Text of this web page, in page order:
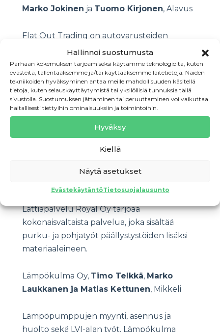
Hallinnoi suostumusta
Parhaan kokemuksen tarjoamiseksi käytämme teknologioita, kuten
evästeitä, tallentaaksemme ja/tai käyttääksemme laitetietoja. Näiden
tekniikoiden hyväksyminen antaa meille mahdollisuuden käsitellä
tietoja, kuten selauskäyttäytymistä tai yksilöllisiä tunnuksia tällä
sivustolla. Suostumuksen jättäminen tai peruuttaminen voi vaikuttaa
haitallisesti tiettyihin ominaisuuksiin ja toimintoihin.
Hyväksy
Kiellä
Näytä asetukset
EvästekäytäntöTietosuojalausunto
Marko Jokinen ja Tuomo Kirjonen, Alavus
Flat Out Trading on autovarusteiden
maahantuontiin keskittynyt yritys, joka
kevyen kulurakenteen, validoitujen
toimittajien sekä suurien ostoerien ansiosta
pystyy tarjoamaan asiakkailleen laadukkaita
tuotteita, kilpailukykyiseen hintaan.
Lattiapalvelu Royal Oy,Ari Putaala
Yritys tuottaa laadukkaita lattiapäällyste-
koostuvat pääasiassa yritysasiakkaista.
Lattiapalvelu Royal Oy tarjoaa
kokonaisvaltaista palvelua, joka sisältää
purku- ja pohjatyöt päällystystöiden lisäksi
materiaaleineen.
Lämpökulma Oy, Timo Telkkä, Marko
Laukkanen ja Matias Kettunen, Mikkeli
Lämpöpumppujen myynti, asennus ja
huolto sekä LVI-alan työt. Lämpökulma